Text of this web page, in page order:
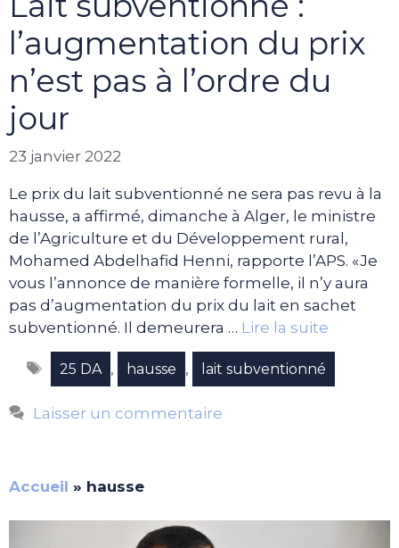
l’augmentation du prix
n’est pas à l’ordre du
jour
23 janvier 2022
Le prix du lait subventionné ne sera pas revu à la
hausse, a affirmé, dimanche à Alger, le ministre
de l’Agriculture et du Développement rural,
Mohamed Abdelhafid Henni, rapporte l’APS. «Je
vous l’annonce de manière formelle, il n’y aura
pas d’augmentation du prix du lait en sachet
subventionné. Il demeurera … Lire la suite
Étiquettes
25 DA , hausse , lait subventionné
Laisser un commentaire
Accueil » hausse